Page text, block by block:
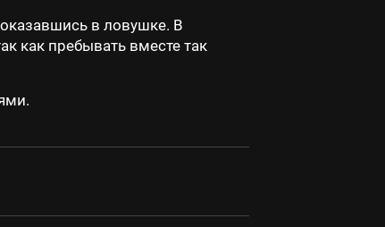
в ловушке. В
как пребывать вместе так